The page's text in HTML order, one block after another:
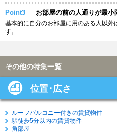
Point3 お部屋の前の人通りが最小
基本的に自分のお部屋に用のある人以
す。
その他の特集一覧
位置･広さ
ルーフバルコニー付きの賃貸物件
駅徒歩5分以内の賃貸物件
角部屋